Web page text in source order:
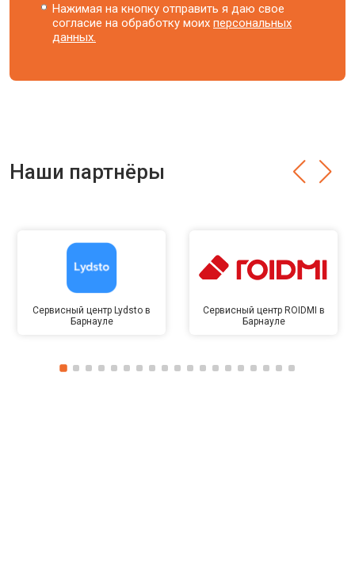
Нажимая на кнопку отправить я даю свое
согласие на обработку моихперсональных
данных.
Наши партнёры
Сервисный центр Lydsto в
Барнауле
Сервисный центр ROIDMI в
Барнауле